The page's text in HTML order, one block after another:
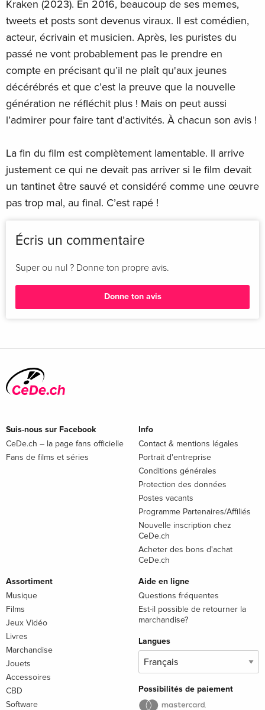
Kraken (2023). En 2016, beaucoup de ses memes,
tweets et posts sont devenus viraux. Il est comédien,
acteur, écrivain et musicien. Après, les puristes du
passé ne vont probablement pas le prendre en
compte en précisant qu’il ne plaît qu'aux jeunes
décérébrés et que c’est la preuve que la nouvelle
génération ne réfléchit plus ! Mais on peut aussi
l’admirer pour faire tant d’activités. À chacun son avis !
La fin du film est complètement lamentable. Il arrive
justement ce qui ne devait pas arriver si le film devait
un tantinet être sauvé et considéré comme une œuvre
pas trop mal, au final. C’est rapé !
Écris un commentaire
Super ou nul ? Donne ton propre avis.
Donne ton avis
Suis-nous sur Facebook
CeDe.ch – la page fans officielle
Fans de films et séries
Info
Contact & mentions légales
Portrait d'entreprise
Conditions générales
Protection des données
Postes vacants
Programme Partenaires/Affiliés
Nouvelle inscription chez
CeDe.ch
Acheter des bons d'achat
CeDe.ch
Assortiment
Musique
Films
Jeux Vidéo
Livres
Marchandise
Jouets
Accessoires
CBD
Software
Aide en ligne
Questions fréquentes
Est-il possible de retourner la
marchandise?
Langues
Possibilités de paiement